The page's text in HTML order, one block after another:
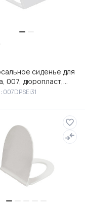
сиденье для
007, дюропласт,
Easy Fix, IDDIS,
007DPSEi31